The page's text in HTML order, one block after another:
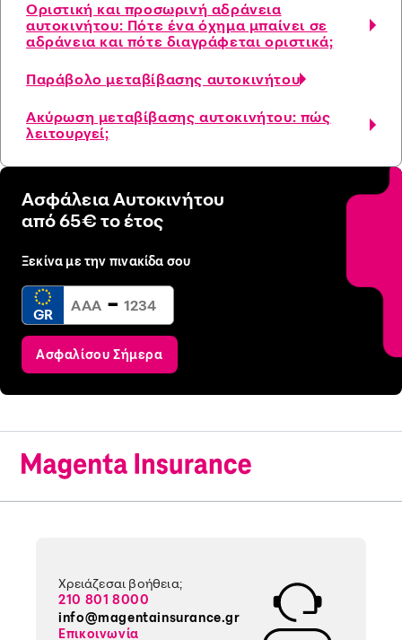
Οριστική και προσωρινή αδράνεια
αυτοκινήτου: Πότε ένα όχημα μπαίνει σε
αδράνεια και πότε διαγράφεται οριστικά;
Παράβολο μεταβίβασης αυτοκινήτου
Ακύρωση μεταβίβασης αυτοκινήτου: πώς
λειτουργεί;
Ασφάλεια Αυτοκινήτου
από 65€ το έτος
Ξεκίνα με την πινακίδα σου
GR -
Ασφαλίσου Σήμερα
Χρειάζεσαι βοήθεια;
210 801 8000
info@magentainsurance.gr
Επικοινωνία